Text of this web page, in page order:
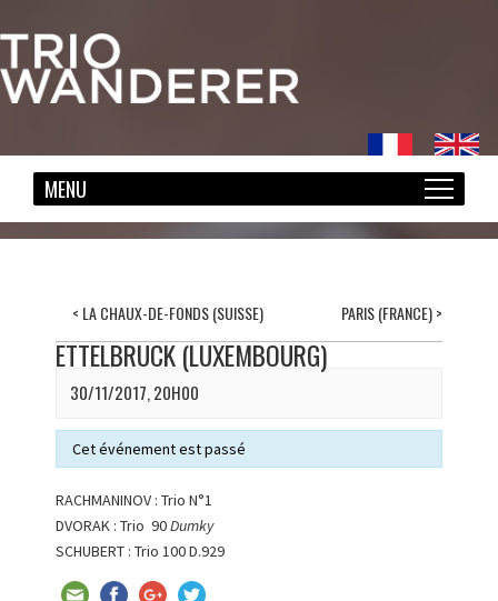
< LA CHAUX-DE-FONDS (SUISSE) PARIS (FRANCE)>
ETTELBRUCK (LUXEMBOURG)
30/11/2017, 20H00
Cet événement est passé
RACHMANINOV : Trio N°1
DVORAK : Trio 90Dumky
SCHUBERT : Trio 100 D.929